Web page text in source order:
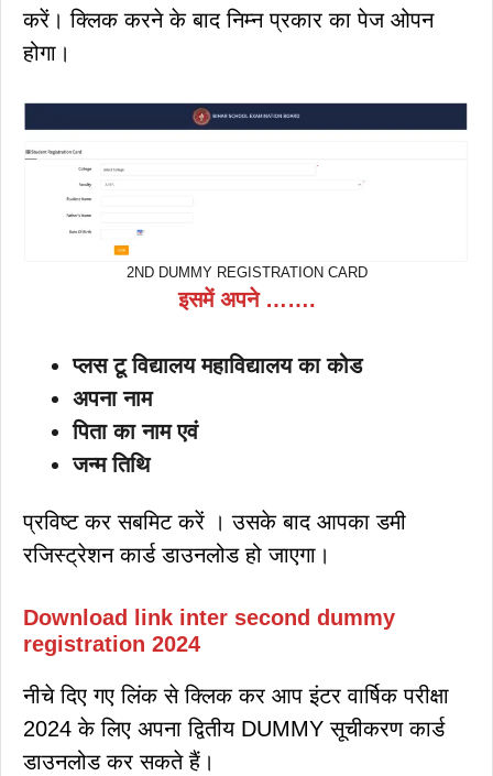
करें। क्लिक करने के बाद निम्न प्रकार का पेज ओपन
होगा।
2ND DUMMY REGISTRATION CARD
इसमें अपने …….
प्लस टू विद्यालय महाविद्यालय का कोड
अपना नाम
पिता का नाम एवं
जन्म तिथि
प्रविष्ट कर सबमिट करें । उसके बाद आपका डमी
रजिस्ट्रेशन कार्ड डाउनलोड हो जाएगा।
Download link inter second dummy
registration 2024
नीचे दिए गए लिंक से क्लिक कर आप इंटर वार्षिक परीक्षा
2024 के लिए अपना द्वितीय DUMMY सूचीकरण कार्ड
डाउनलोड कर सकते हैं।